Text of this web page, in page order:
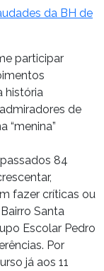
da BH de
participar
história
de
“menina”
84
fazer críticas ou
Santa
Escolar Pedro
Por
já aos 11